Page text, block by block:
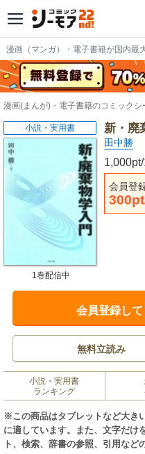
漫画（マンガ）・電子書籍が国内最
漫画(まんが)・電子書籍のコミックシ
新・廃
田中勝
会員登
小説・実用書
1巻配信中
会員登録して
無料立読み
小説・実用書
ランキング
※この商品はタブレットなど大き
に適しています。また、文字だけ
ト、検索、辞書の参照、引用など